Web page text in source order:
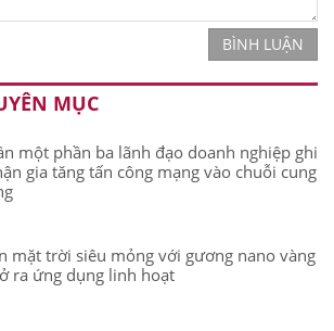
BÌNH LUẬN
MỤC
một phần ba lãnh đạo doanh nghiệp ghi
gia tăng tấn công mạng vào chuỗi cung
mặt trời siêu mỏng với gương nano vàng
ra ứng dụng linh hoạt